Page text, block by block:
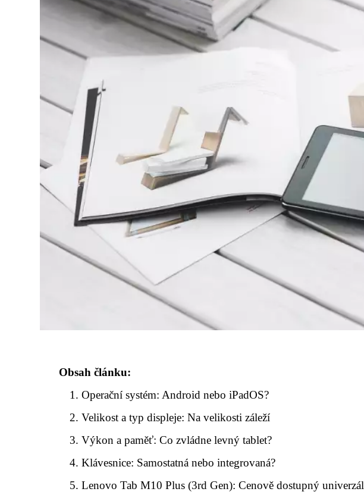
Obsah článku:
Operační systém: Android nebo iPadOS?
Velikost a typ displeje: Na velikosti záleží
Výkon a paměť: Co zvládne levný tablet?
Klávesnice: Samostatná nebo integrovaná?
Lenovo Tab M10 Plus (3rd Gen): Cenově dostupný univerzál